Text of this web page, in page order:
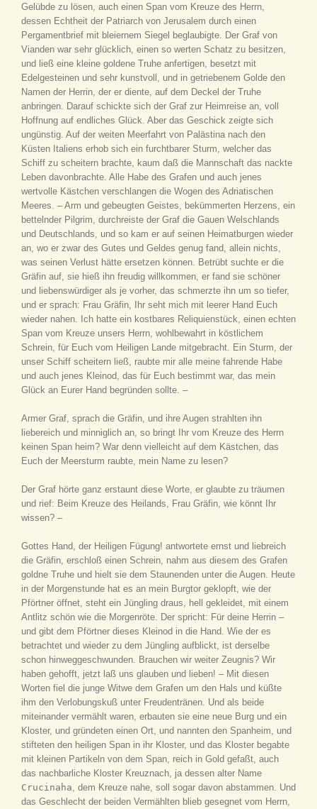
Gelübde zu lösen, auch einen Span vom Kreuze des Herrn,
dessen Echtheit der Patriarch von Jerusalem durch einen
Pergamentbrief mit bleiernem Siegel beglaubigte. Der Graf von
Vianden war sehr glücklich, einen so werten Schatz zu besitzen,
und ließ eine kleine goldene Truhe anfertigen, besetzt mit
Edelgesteinen und sehr kunstvoll, und in getriebenem Golde den
Namen der Herrin, der er diente, auf dem Deckel der Truhe
anbringen. Darauf schickte sich der Graf zur Heimreise an, voll
Hoffnung auf endliches Glück. Aber das Geschick zeigte sich
ungünstig. Auf der weiten Meerfahrt von Palästina nach den
Küsten Italiens erhob sich ein furchtbarer Sturm, welcher das
Schiff zu scheitern brachte, kaum daß die Mannschaft das nackte
Leben davonbrachte. Alle Habe des Grafen und auch jenes
wertvolle Kästchen verschlangen die Wogen des Adriatischen
Meeres. – Arm und gebeugten Geistes, bekümmerten Herzens, ein
bettelnder Pilgrim, durchreiste der Graf die Gauen Welschlands
und Deutschlands, und so kam er auf seinen Heimatburgen wieder
an, wo er zwar des Gutes und Geldes genug fand, allein nichts,
was seinen Verlust hätte ersetzen können. Betrübt suchte er die
Gräfin auf, sie hieß ihn freudig willkommen, er fand sie schöner
und liebenswürdiger als je vorher, das schmerzte ihn um so tiefer,
und er sprach: Frau Gräfin, Ihr seht mich mit leerer Hand Euch
wieder nahen. Ich hatte ein kostbares Reliquienstück, einen echten
Span vom Kreuze unsers Herrn, wohlbewahrt in köstlichem
Schrein, für Euch vom Heiligen Lande mitgebracht. Ein Sturm, der
unser Schiff scheitern ließ, raubte mir alle meine fahrende Habe
und auch jenes Kleinod, das für Euch bestimmt war, das mein
Glück an Eurer Hand begründen sollte. –
Armer Graf, sprach die Gräfin, und ihre Augen strahlten ihn
liebereich und minniglich an, so bringt Ihr vom Kreuze des Herrn
keinen Span heim? War denn vielleicht auf dem Kästchen, das
Euch der Meersturm raubte, mein Name zu lesen?
Der Graf hörte ganz erstaunt diese Worte, er glaubte zu träumen
und rief: Beim Kreuze des Heilands, Frau Gräfin, wie könnt Ihr
wissen? –
Gottes Hand, der Heiligen Fügung! antwortete ernst und liebreich
die Gräfin, erschloß einen Schrein, nahm aus diesem des Grafen
goldne Truhe und hielt sie dem Staunenden unter die Augen. Heute
in der Morgenstunde hat es an mein Burgtor geklopft, wie der
Pförtner öffnet, steht ein Jüngling draus, hell gekleidet, mit einem
Antlitz schön wie die Morgenröte. Der spricht: Für deine Herrin –
und gibt dem Pförtner dieses Kleinod in die Hand. Wie der es
betrachtet und wieder zu dem Jüngling aufblickt, ist derselbe
schon hinweggeschwunden. Brauchen wir weiter Zeugnis? Wir
haben gehofft, jetzt laß uns glauben und lieben! – Mit diesen
Worten fiel die junge Witwe dem Grafen um den Hals und küßte
ihm den Verlobungskuß unter Freudentränen. Und als beide
miteinander vermählt waren, erbauten sie eine neue Burg und ein
Kloster, und gründeten einen Ort, und nannten den Spanheim, und
stifteten den heiligen Span in ihr Kloster, und das Kloster begabte
mit kleinen Partikeln von dem Span, reich in Gold gefaßt, auch
das nachbarliche Kloster Kreuznach, ja dessen alter Name
Crucinaha , dem Kreuze nahe, soll sogar davon abstammen. Und
das Geschlecht der beiden Vermählten blieb gesegnet vom Herrn,